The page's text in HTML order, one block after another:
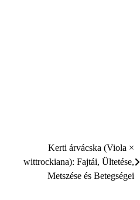
Kerti árvácska (Viola ×
wittrockiana): Fajtái, Ültetése,
Metszése és Betegségei